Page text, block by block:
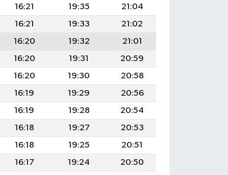
16:21 19:35
21:04
16:21 19:33
21:02
16:20 19:32
21:01
16:20 19:31
20:59
16:20 19:30
20:58
16:19 19:29
20:56
16:19 19:28
20:54
16:18 19:27
20:53
16:18 19:25
20:51
16:17 19:24
20:50